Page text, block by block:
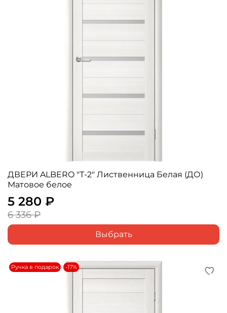
ДВЕРИ ALBERO "Т-2" Лиственница Белая (ДО)
Матовое белое
5 280 ₽
6 336 ₽
Выбрать
Ручка в подарок -17%